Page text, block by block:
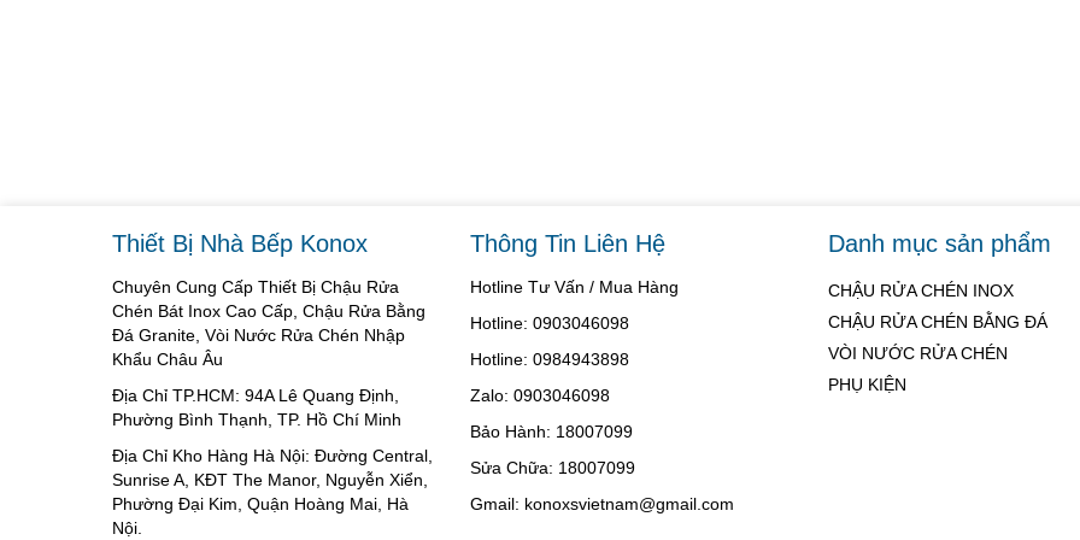
Thiết Bị Nhà Bếp Konox
Chuyên Cung Cấp Thiết Bị Chậu Rửa
Chén Bát Inox Cao Cấp, Chậu Rửa Bằng
Đá Granite, Vòi Nước Rửa Chén Nhập
Khẩu Châu Âu
Địa Chỉ TP.HCM: 94A Lê Quang Định,
Phường Bình Thạnh, TP. Hồ Chí Minh
Địa Chỉ Kho Hàng Hà Nội: Đường Central,
Sunrise A, KĐT The Manor, Nguyễn Xiển,
Phường Đại Kim, Quận Hoàng Mai, Hà
Nội.
Thông Tin Liên Hệ
Hotline Tư Vấn / Mua Hàng
Hotline: 0903046098
Hotline: 0984943898
Zalo: 0903046098
Bảo Hành: 18007099
Sửa Chữa: 18007099
Gmail: konoxsvietnam@gmail.com
Danh mục sản phẩm
CHẬU RỬA CHÉN INOX
CHẬU RỬA CHÉN BẰNG ĐÁ
VÒI NƯỚC RỬA CHÉN
PHỤ KIỆN